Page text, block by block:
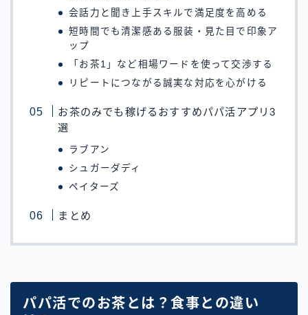
会話力と聞き上手スキルで満足度を高める
短時間でも清潔感ある服装・見た目で印象ア
ップ
「お茶1」など相場ワードを使って交渉する
リピートにつながる誠実な対応を心がける
お茶のみでも稼げるおすすめパパ活アプリ3
選
ラブアン
シュガーダディ
ペイターズ
まとめ
パパ活でのお茶とは？食事との違い